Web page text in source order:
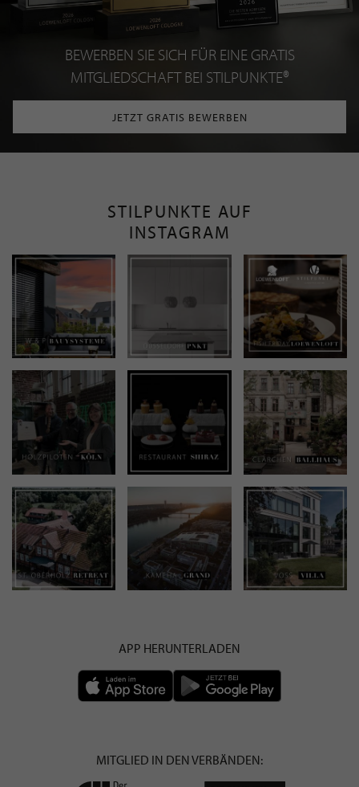
BEWERBEN SIE SICH FÜR EINE GRATIS
MITGLIEDSCHAFT BEI STILPUNKTE®
JETZT GRATIS BEWERBEN
STILPUNKTE AUF
INSTAGRAM
APP HERUNTERLADEN
MITGLIED IN DEN VERBÄNDEN: